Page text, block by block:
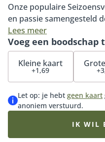
Onze populaire
en passie samengesteld
bloemist. Met de mooiste
creëert de bloemist een
iemand anders mee te
Seizoensverrassing
afgebeelde boeketten
middelformaat. Het
persoonlijk
met de op dat moment
Lees meer
Voeg een boodschap
Kleine kaart
+1,69
Let op: je hebt geen kaart
anoniem verstuurd.
IK WIL